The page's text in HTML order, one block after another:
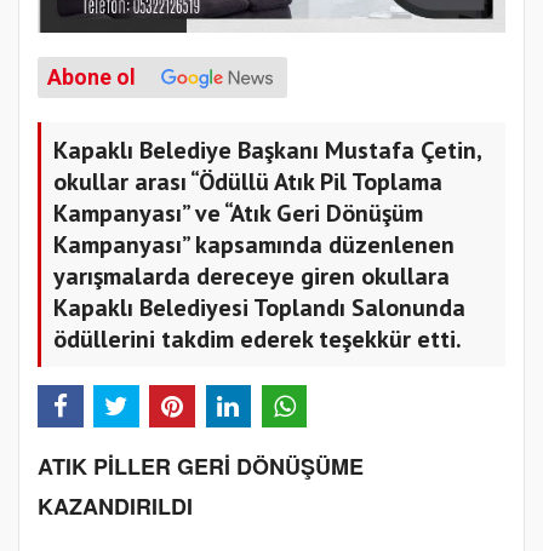
Abone ol
Kapaklı Belediye Başkanı Mustafa Çetin,
okullar arası “Ödüllü Atık Pil Toplama
Kampanyası” ve “Atık Geri Dönüşüm
Kampanyası” kapsamında düzenlenen
yarışmalarda dereceye giren okullara
Kapaklı Belediyesi Toplandı Salonunda
ödüllerini takdim ederek teşekkür etti.
ATIK PİLLER GERİ DÖNÜŞÜME
KAZANDIRILDI